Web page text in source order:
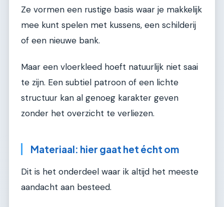
Ze vormen een rustige basis waar je makkelijk
mee kunt spelen met kussens, een schilderij
of een nieuwe bank.
Maar een vloerkleed hoeft natuurlijk niet saai
te zijn. Een subtiel patroon of een lichte
structuur kan al genoeg karakter geven
zonder het overzicht te verliezen.
Materiaal: hier gaat het écht om
Dit is het onderdeel waar ik altijd het meeste
aandacht aan besteed.